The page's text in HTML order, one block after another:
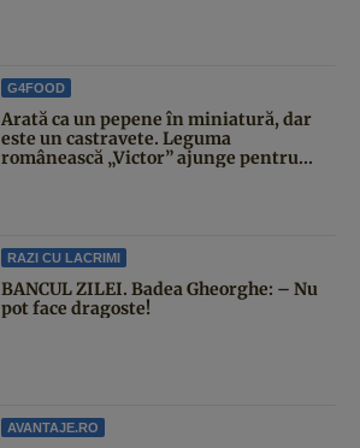
G4FOOD
Arată ca un pepene în miniatură, dar
este un castravete. Leguma
românească „Victor” ajunge pentru...
RAZI CU LACRIMI
BANCUL ZILEI. Badea Gheorghe: – Nu
pot face dragoste!
AVANTAJE.RO